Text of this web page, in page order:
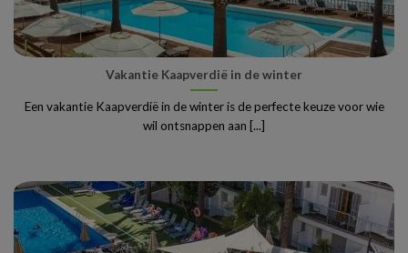
Vakantie Kaapverdië in de winter
Een vakantie Kaapverdië in de winter is de perfecte keuze voor wie
wil ontsnappen aan [...]